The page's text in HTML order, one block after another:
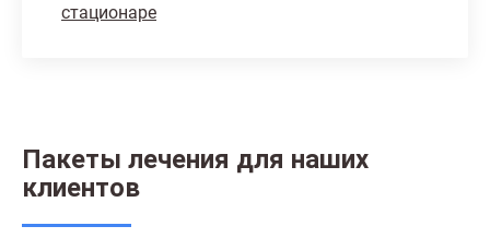
стационаре
Пакеты лечения для наших
клиентов